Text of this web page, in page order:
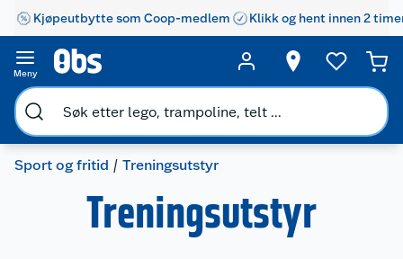
Kjøpeutbytte som Coop-medlem Klikk og hent innen 2
Meny
Sport og fritid Treningsutstyr
Treningsutstyr